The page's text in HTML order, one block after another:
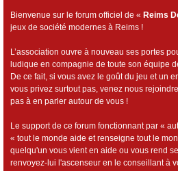
Bienvenue sur le forum officiel de « Reims
jeux de société modernes à Reims !
L’association ouvre à nouveau ses portes
ludique en compagnie de toute son équipe
De ce fait, si vous avez le goût du jeu et un
vous privez surtout pas, venez nous
pas à en parler autour de vous !
Le support de ce forum fonctionnant par «
« tout le monde aide et renseigne tout le
quelqu'un vous vient en aide ou vous rend
renvoyez-lui l'ascenseur en le conseillant à